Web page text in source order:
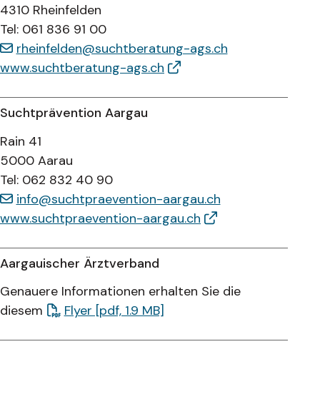
4310 Rheinfelden
Tel: 061 836 91 00
rheinfelden@suchtberatung-ags.ch
www.suchtberatung-ags.ch
Suchtprävention Aargau
Rain 41
5000 Aarau
Tel: 062 832 40 90
info@suchtpraevention-aargau.ch
www.suchtpraevention-aargau.ch
Aargauischer Ärztverband
Genauere Informationen erhalten Sie die
diesem
Flyer [pdf, 1.9 MB]